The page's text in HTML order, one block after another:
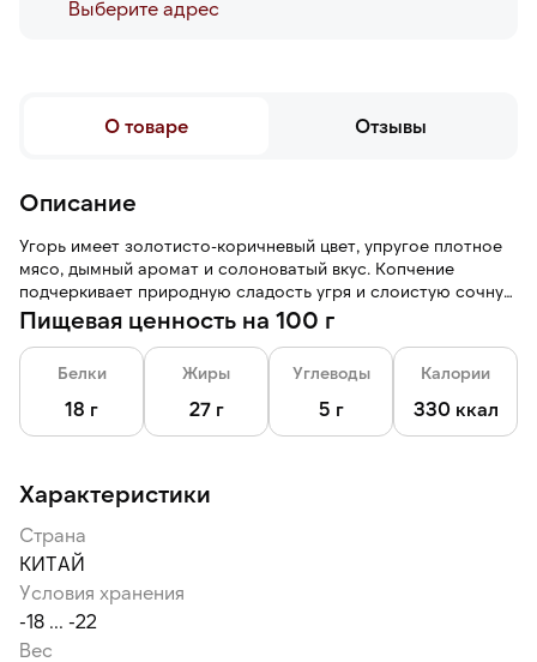
Выберите адреc
О товаре Отзывы
Описание
Угорь имеет золотисто-коричневый цвет, упругое плотное
мясо, дымный аромат и солоноватый вкус. Копчение
подчеркивает природную сладость угря и слоистую сочную
текстуру.
Пищевая ценность на 100 г
Белки
18 г
Жиры
27 г
Углеводы
5 г
Калории
330 ккал
Характеристики
Страна
КИТАЙ
Условия хранения
-18 ... -22
Вес